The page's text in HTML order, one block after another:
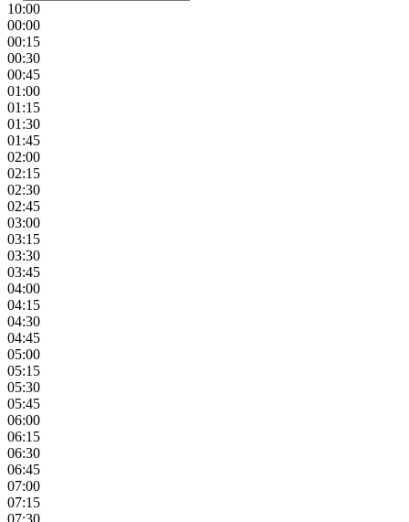
10:00
00:00
00:15
00:30
00:45
01:00
01:15
01:30
01:45
02:00
02:15
02:30
02:45
03:00
03:15
03:30
03:45
04:00
04:15
04:30
04:45
05:00
05:15
05:30
05:45
06:00
06:15
06:30
06:45
07:00
07:15